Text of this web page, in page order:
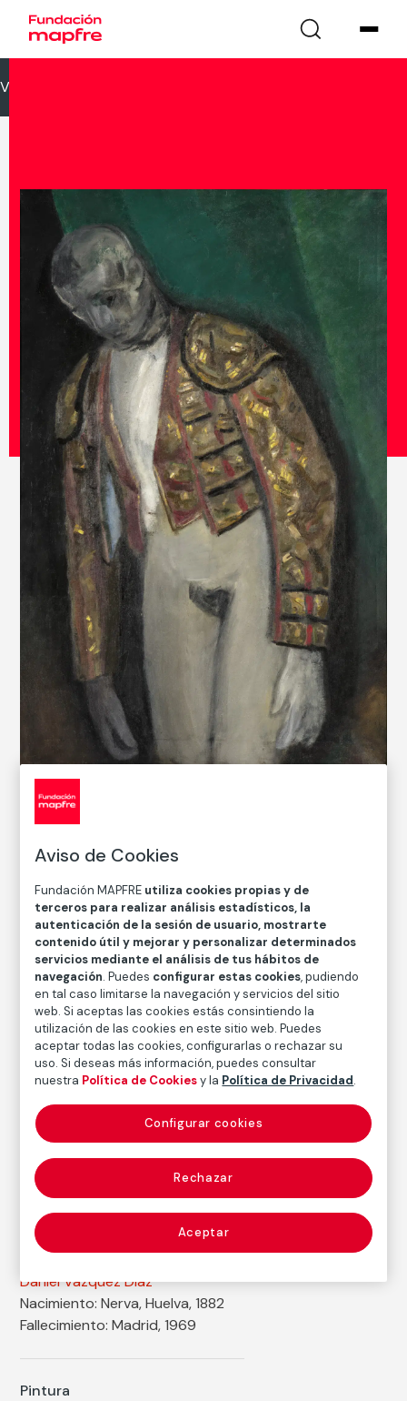
VOLVER
Maniquí con chaquetilla de torero
Daniel Vázquez Díaz
Técnica
Óleo sobre lienzo
Medidas
Medidas sin marco: 101 x 65 cm
Medidas con marco: 114,5 x 79,8 x 5 cm
Inventario
Fecha
1951
Inscripción/Leyenda
Firma en ángulo inferior izquierdo
Daniel Vázquez Díaz
Nacimiento: Nerva, Huelva, 1882
Fallecimiento: Madrid, 1969
Pintura
Aviso de Cookies
Fundación MAPFRE utiliza cookies propias y de
terceros para realizar análisis estadísticos, la
autenticación de la sesión de usuario, mostrarte
contenido útil y mejorar y personalizar determinados
servicios mediante el análisis de tus hábitos de
navegación. Puedes configurar estas cookies, pudiendo
en tal caso limitarse la navegación y servicios del sitio
web. Si aceptas las cookies estás consintiendo la
utilización de las cookies en este sitio web. Puedes
aceptar todas las cookies, configurarlas o rechazar su
uso. Si deseas más información, puedes consultar
nuestra Política de Cookiesy la Política de Privacidad.
Rechazar
Aceptar
Configurar cookies